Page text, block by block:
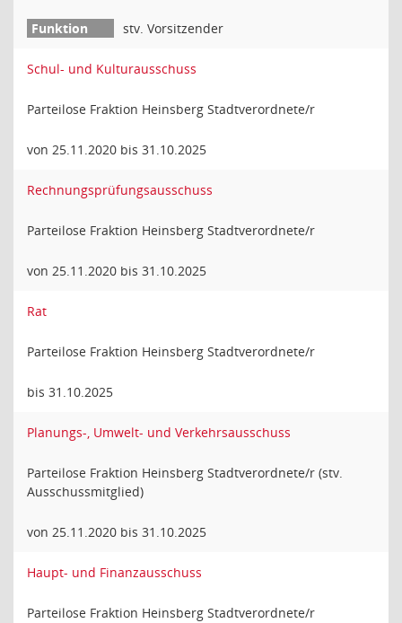
stv. Vorsitzender
Schul- und Kulturausschuss
Parteilose Fraktion Heinsberg Stadtverordnete/r
von 25.11.2020 bis 31.10.2025
Rechnungsprüfungsausschuss
Parteilose Fraktion Heinsberg Stadtverordnete/r
von 25.11.2020 bis 31.10.2025
Rat
Parteilose Fraktion Heinsberg Stadtverordnete/r
bis 31.10.2025
Planungs-, Umwelt- und Verkehrsausschuss
Parteilose Fraktion Heinsberg Stadtverordnete/r (stv.
Ausschussmitglied)
von 25.11.2020 bis 31.10.2025
Haupt- und Finanzausschuss
Parteilose Fraktion Heinsberg Stadtverordnete/r